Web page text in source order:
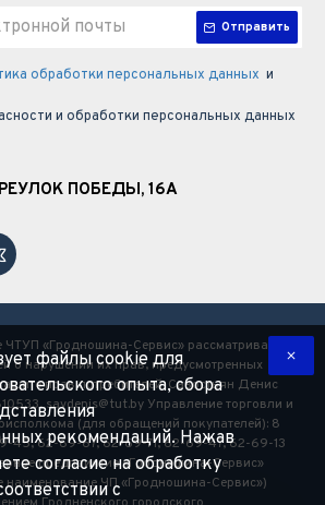
Отправить
обработки персональных данных и
и обработки персональных данных
ПОБЕДЫ, 16А
«Гродношина-Сервис» рассматривать
о нарушении их прав, предусмотренных
прав потребителей: Савостьян Денис
savdenis@tut.by Управление торговли и
(для обращений покупателей): 8
45, 62-69-67, 62-69-71, 62-69-47, 62-69-13
предприятие «Гродношина-Сервис»
наименование ЧП «Гродношина-Сервис»)
файлы cookie для
опыта, сбора
рекомендаций. Нажав
согласие на обработку
с